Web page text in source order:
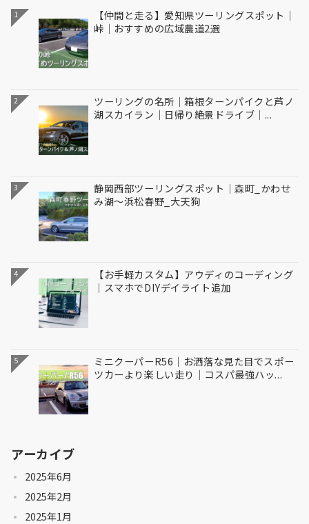
1
【仲間と走る】愛知県ツーリングスポット｜
峠｜おすすめの広域農道2選
2
ツーリングの名所｜箱根ターンパイクと芦ノ
湖スカイラン｜日帰り絶景ドライブ｜...
3
静岡西部ツーリングスポット｜森町_かわせ
み湖～浜松春野_大天狗
4
【お手軽カスタム】アウディのコーディング
｜スマホでDIYデイライト追加
5
ミニクーパーR56｜お洒落な見た目でスポー
ツカーより楽しい走り｜コスパ最強ハッ...
アーカイブ
2025年6月
2025年2月
2025年1月